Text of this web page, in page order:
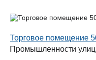
Торговое помещение
Промышленности